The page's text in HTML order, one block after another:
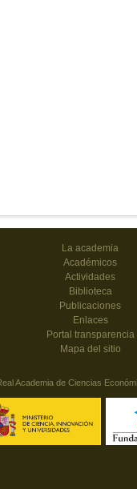
La academia
Académicos
Actividades
Biblioteca
Publicaciones
Enlaces
Portal transparencia
Mapa del sitio
Academia de Ciencias